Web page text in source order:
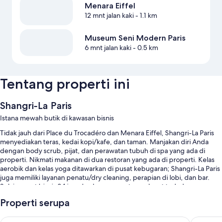
Menara Eiffel
12 mnt jalan kaki- 1.1 km
Museum Seni Modern Paris
6 mnt jalan kaki- 0.5 km
Tentang properti ini
Shangri-La Paris
Istana mewah butik di kawasan bisnis
Tidak jauh dari Place du Trocadéro dan Menara Eiffel, Shangri-La Paris
menyediakan teras, kedai kopi/kafe, dan taman. Manjakan diri Anda
dengan body scrub, pijat, dan perawatan tubuh di spa yang ada di
properti. Nikmati makanan di dua restoran yang ada di properti. Kelas
aerobik dan kelas yoga ditawarkan di pusat kebugaran; Shangri-La Paris
juga memiliki layanan penatu/dry cleaning, perapian di lobi, dan bar.
Selain pusat bisnis 24 jam dan kamar uap, tamu dapat terhubung
Anda juga akan menemukan manfaat seperti:
Properti serupa